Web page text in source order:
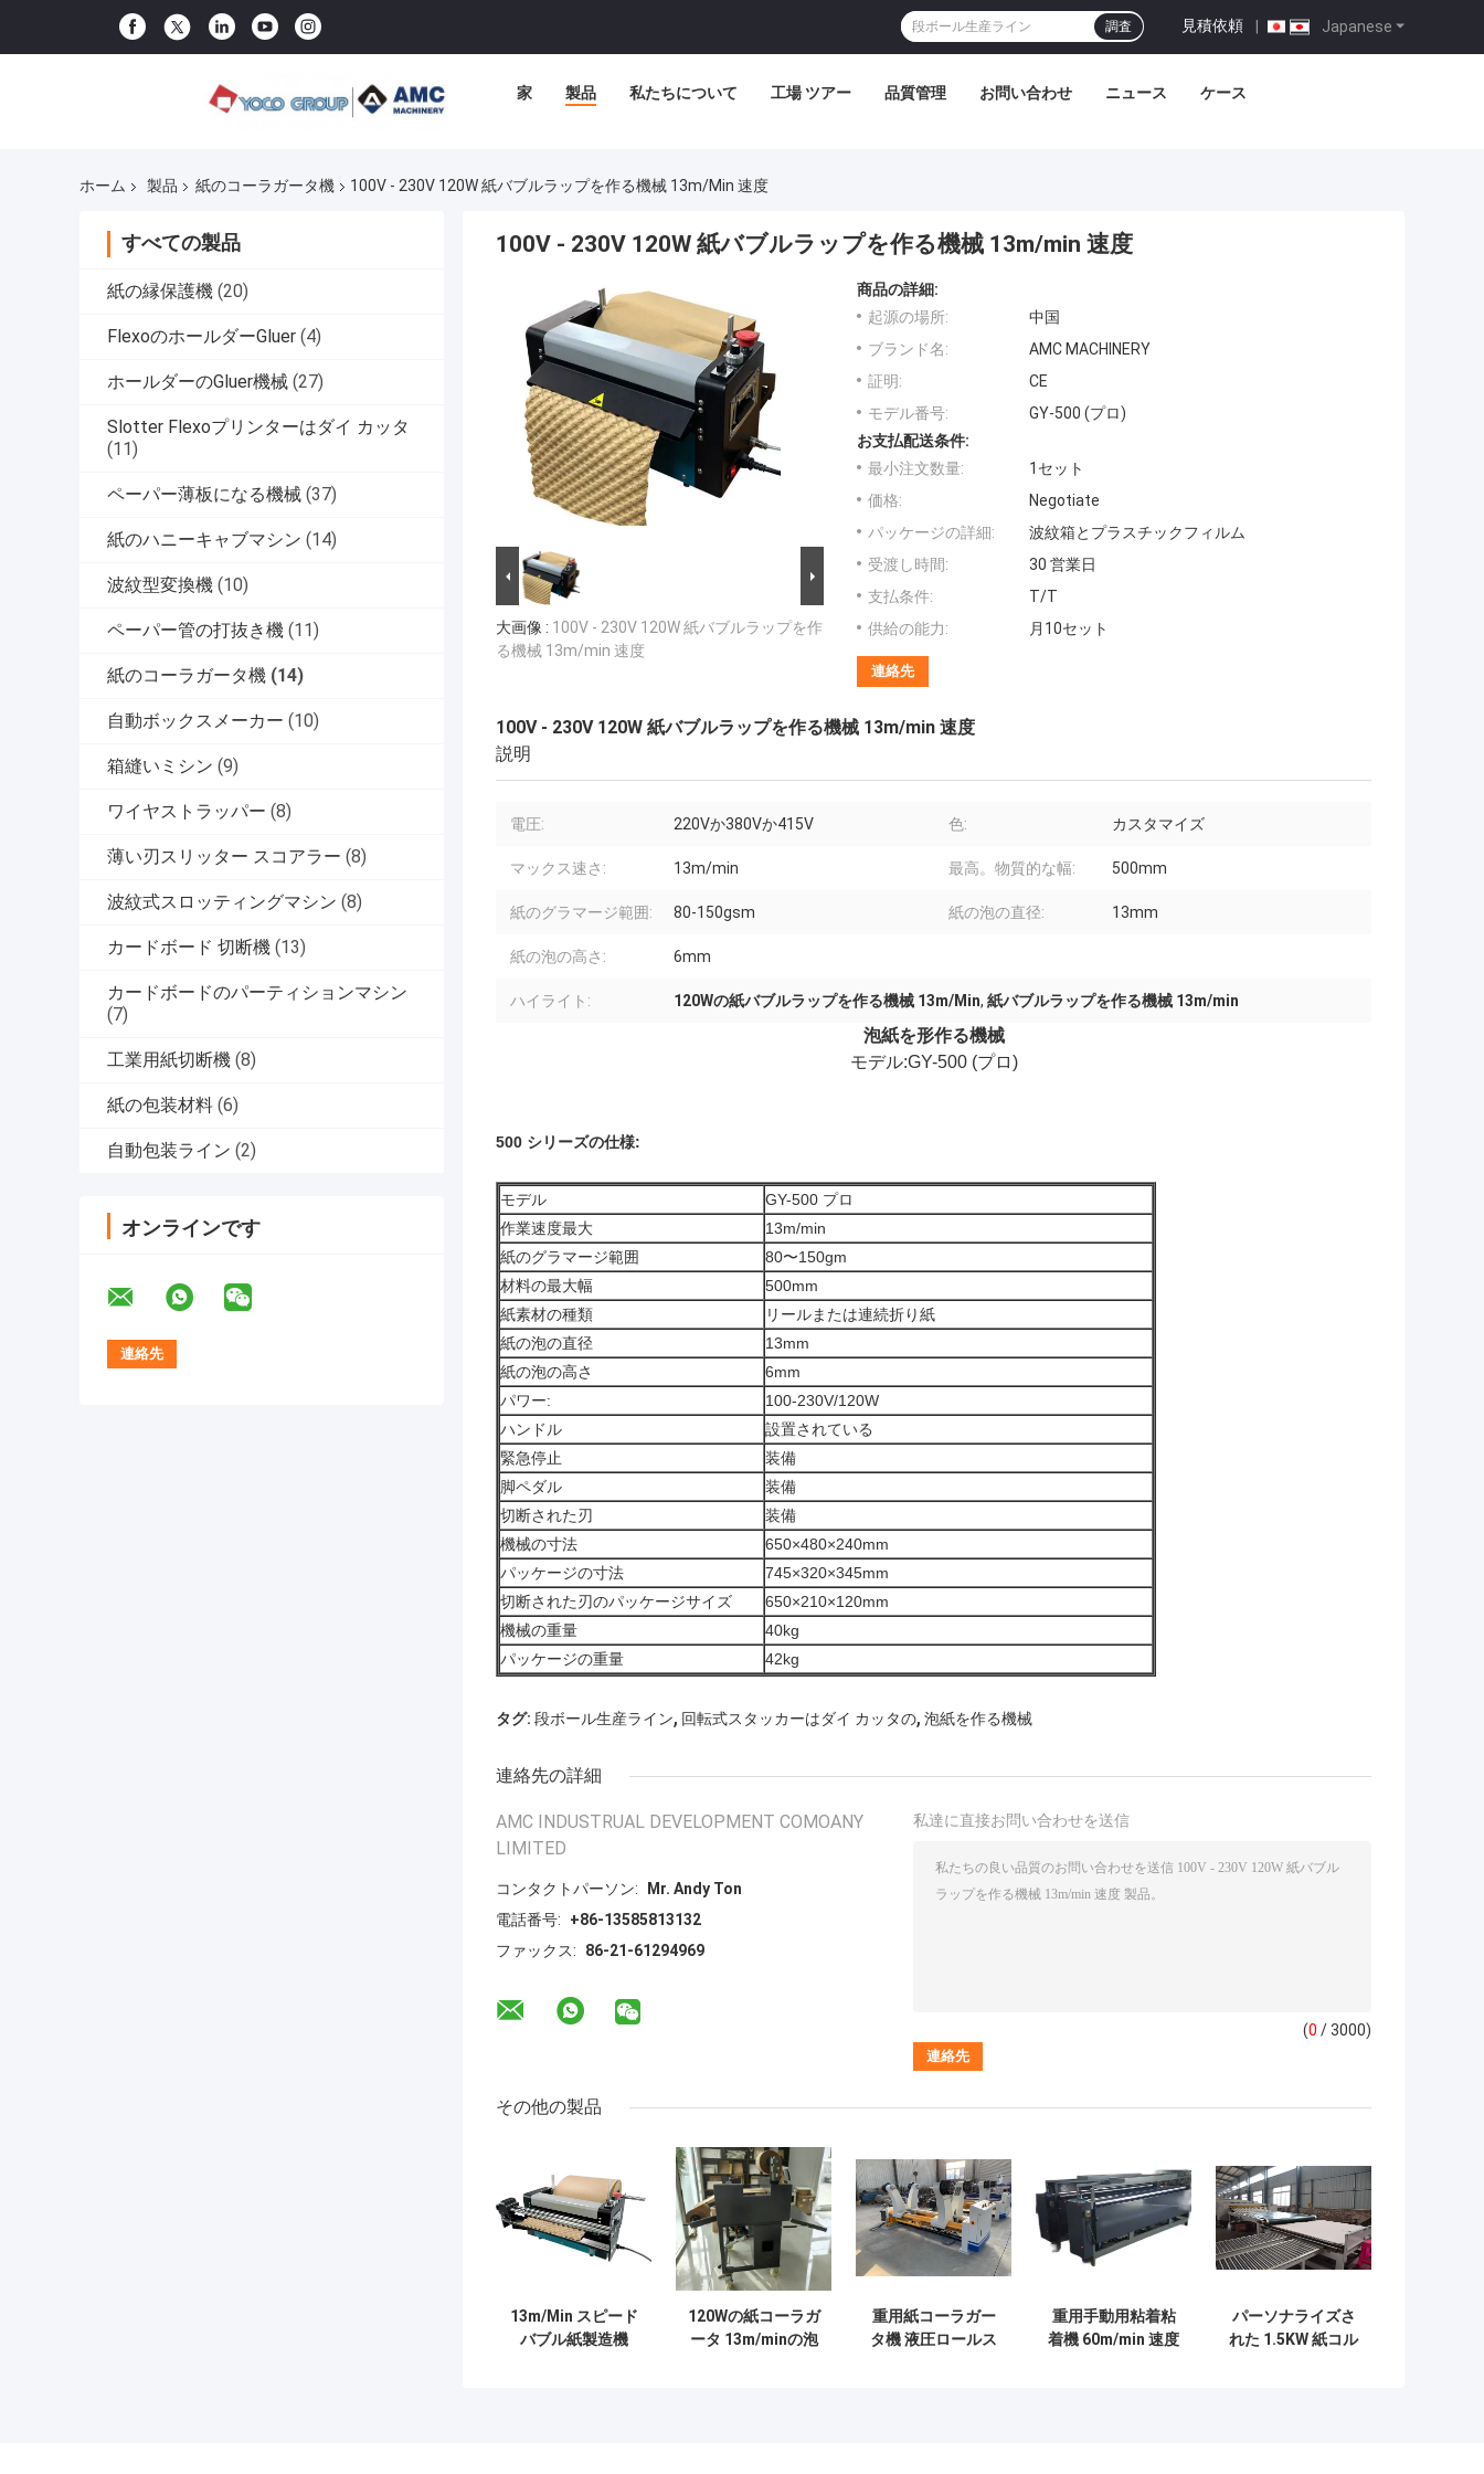
Japanese
見積依頼 |
調査
家 製品 私たちについて 工場 ツアー 品質管理 お問い合わせ ニュース ケース
ホーム 製品 紙のコーラガータ機 100V - 230V 120W 紙バブルラップを作る機械 13m/min 速度
すべての製品
紙の縁保護機 (20)
FlexoのホールダーGluer (4)
ホールダーのGluer機械 (27)
Slotter Flexoプリンターはダイ カッタ
(11)
ペーパー薄板になる機械 (37)
紙のハニーキャブマシン (14)
波紋型変換機 (10)
ペーパー管の打抜き機 (11)
紙のコーラガータ機 (14)
自動ボックスメーカー (10)
箱縫いミシン (9)
ワイヤストラッパー (8)
薄い刃スリッター スコアラー (8)
波紋式スロッティングマシン (8)
カードボード 切断機 (13)
カードボードのパーティションマシン
(7)
工業用紙切断機 (8)
紙の包装材料 (6)
自動包装ライン (2)
オンラインです
100V - 230V 120W 紙バブルラップを作る機械 13m/min 速度
大画像 : 100V - 230V 120W 紙バブルラップを作
る機械 13m/min 速度
商品の詳細:
起源の場所:
中国
ブランド名:
AMC MACHINERY
証明:
CE
モデル番号:
GY-500 (プロ)
お支払配送条件:
最小注文数量:
1セット
価格:
Negotiate
パッケージの詳細:
波紋箱とプラスチックフィルム
受渡し時間:
30 営業日
支払条件:
T/T
供給の能力:
月10セット
連絡先
100V - 230V 120W 紙バブルラップを作る機械 13m/min 速度
説明
電圧: 220Vか380Vか415V 色: カスタマイズ
マックス速さ: 13m/min 最高。物質的な幅: 500mm
紙のグラマージ範囲: 80-150gsm 紙の泡の直径: 13mm
紙の泡の高さ: 6mm
ハイライト: 120Wの紙バブルラップを作る機械 13m/Min, 紙バブルラップを作る機械 13m/min
泡紙を形作る機械
モデル:GY-500 (プロ)
500 シリーズの仕様:
モデル
GY-500 プロ
作業速度最大
13m/min
紙のグラマージ範囲
80〜150gm
材料の最大幅
500mm
紙素材の種類
リールまたは連続折り紙
紙の泡の直径
13mm
紙の泡の高さ
6mm
パワー:
100-230V/120W
ハンドル
設置されている
緊急停止
装備
脚ペダル
装備
切断された刃
装備
機械の寸法
650×480×240mm
パッケージの寸法
745×320×345mm
切断された刃のパッケージサイズ
650×210×120mm
機械の重量
40kg
パッケージの重量
42kg
タグ: 段ボール生産ライン, 回転式スタッカーはダイ カッタの, 泡紙を作る機械
連絡先の詳細
AMC INDUSTRUAL DEVELOPMENT COMOANY
LIMITED
コンタクトパーソン:
Mr. Andy Ton
電話番号:
+86-13585813132
ファックス:
86-21-61294969
私達に直接お問い合わせを送信
(0 / 3000)
その他の製品
13m/Min スピード
バブル紙製造機
120Wの紙コーラガ
ータ 13m/minの泡
重用紙コーラガー
タ機 液圧ロールス
重用手動用粘着粘
着機 60m/min 速度
パーソナライズさ
れた 1.5KW 紙コル